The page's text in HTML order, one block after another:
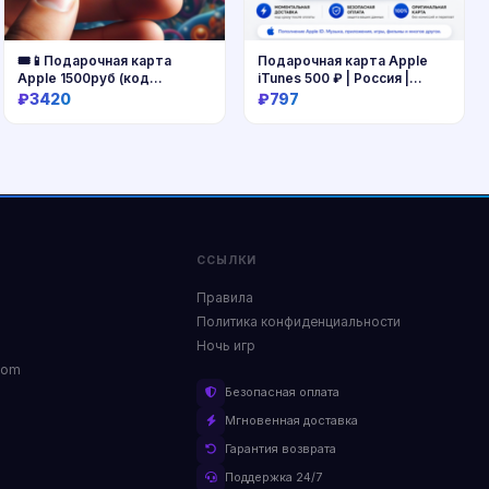
🎟📱Подарочная карта
Apple 1500руб (код
AppStore 1500)
₽3420
Подарочная карта Apple
iTunes 500 ₽ | Россия |
Моментальная доставка
₽797
ССЫЛКИ
Правила
Политика конфиденциальности
Ночь игр
Безопасная оплата
Мгновенная доставка
Гарантия возврата
Поддержка 24/7